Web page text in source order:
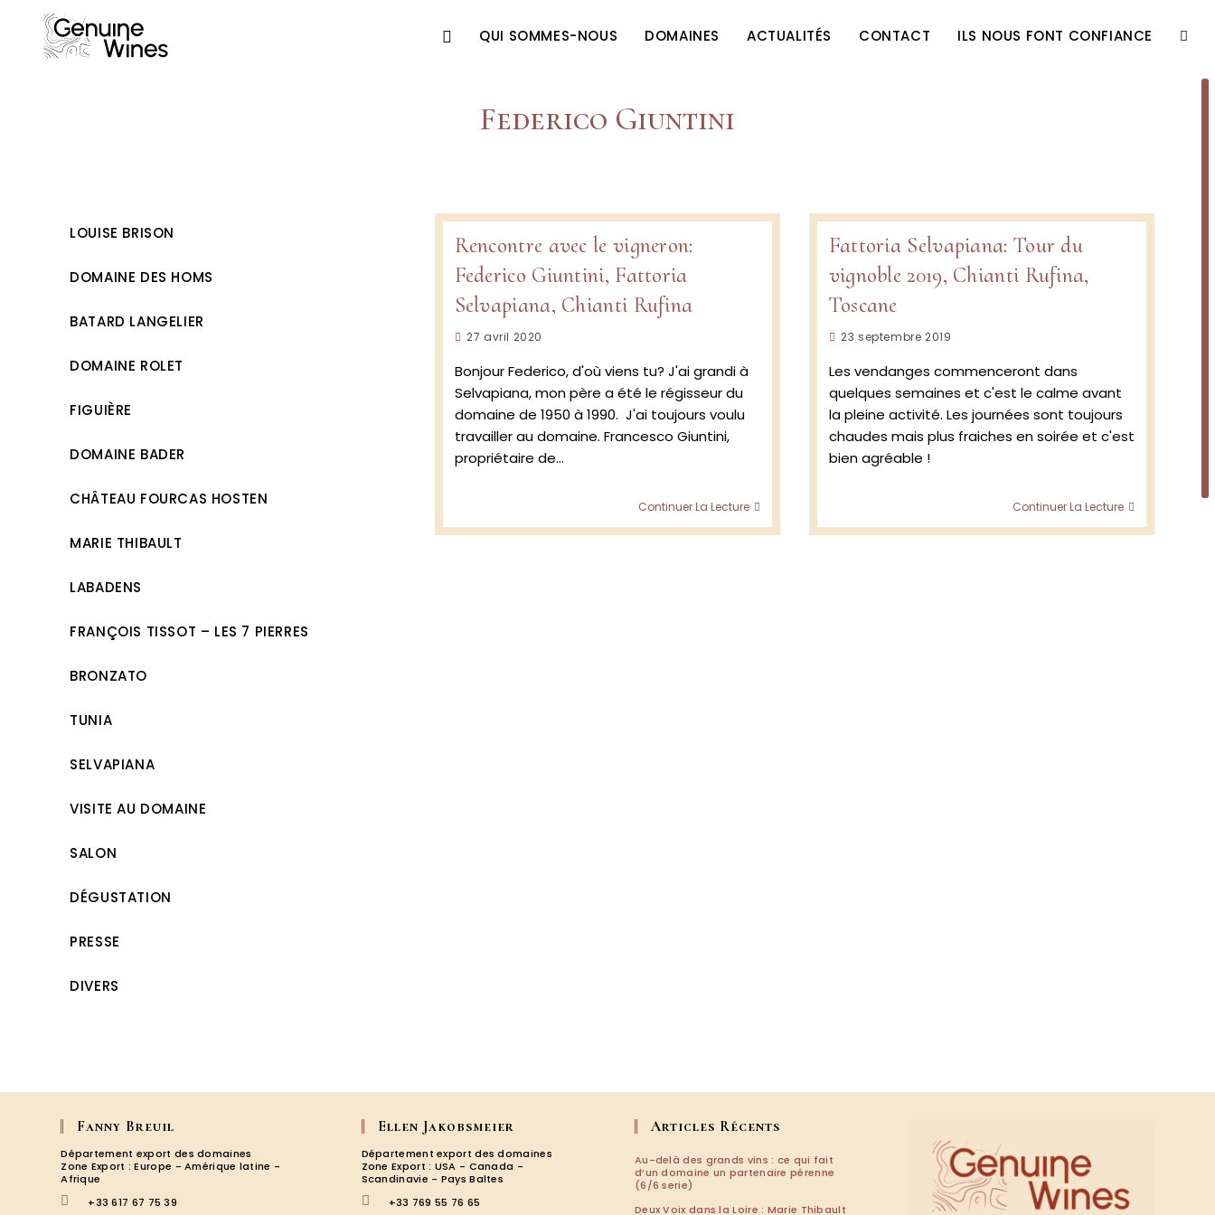
content
QUI SOMMES-NOUS DOMAINES ACTUALITÉS CONTACT ILS NOUS FONT CONFIANCE
Federico Giuntini
LOUISE BRISON
DOMAINE DES HOMS
BATARD LANGELIER
DOMAINE ROLET
FIGUIÈRE
DOMAINE BADER
CHÂTEAU FOURCAS HOSTEN
MARIE THIBAULT
LABADENS
FRANÇOIS TISSOT – LES 7 PIERRES
BRONZATO
TUNIA
SELVAPIANA
VISITE AU DOMAINE
SALON
DÉGUSTATION
PRESSE
DIVERS
Rencontre avec le vigneron:
Federico Giuntini, Fattoria
Selvapiana, Chianti Rufina
Publication
27 avril 2020
Bonjour Federico, d'où viens tu? J'ai grandi à
Selvapiana, mon père a été le régisseur du
domaine de 1950 à 1990. J'ai toujours voulu
travailler au domaine. Francesco Giuntini,
propriétaire de…
Continuer La Lecture
le
Fattoria Selvapiana: Tour du
vignoble 2019, Chianti Rufina,
Toscane
Publication
23 septembre 2019
Les vendanges commenceront dans
quelques semaines et c'est le calme avant
la pleine activité. Les journées sont toujours
chaudes mais plus fraiches en soirée et c'est
bien agréable !
Continuer La Lecture
Tour
Fanny Breuil
Département export des domaines
Zone Export : Europe - Amérique latine -
Afrique
+33 617 67 75 39
Ellen Jakobsmeier
Département export des domaines
Zone Export : USA - Canada -
Scandinavie - Pays Baltes
+33 769 55 76 65
Articles Récents
Au-delà des grands vins : ce qui fait
d’un domaine un partenaire pérenne
(6/6 serie)
Deux Voix dans la Loire : Marie Thibault